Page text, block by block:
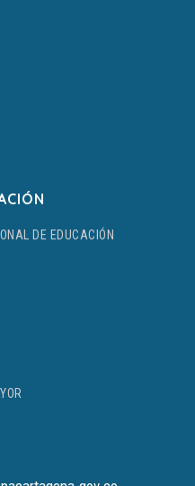
DE EDUCACIÓN